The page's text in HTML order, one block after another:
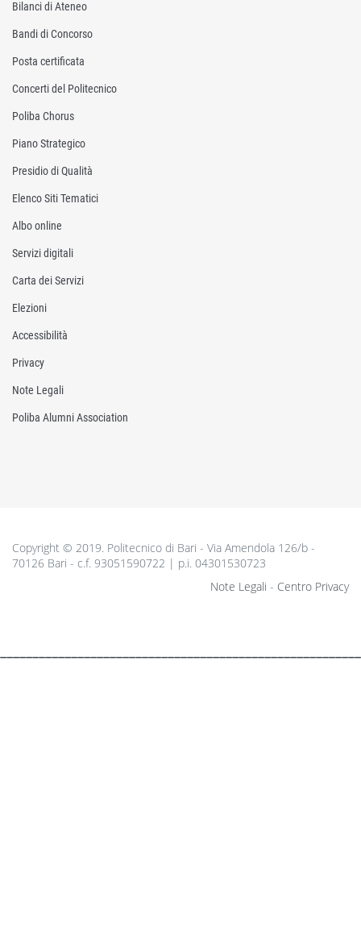
Bilanci di Ateneo
Bandi di Concorso
Posta certificata
Concerti del Politecnico
Poliba Chorus
Piano Strategico
Presidio di Qualità
Elenco Siti Tematici
Albo online
Servizi digitali
Carta dei Servizi
Elezioni
Accessibilità
Privacy
Note Legali
Poliba Alumni Association
Copyright © 2019. Politecnico di Bari - Via Amendola 126/b -
70126 Bari - c.f. 93051590722 | p.i. 04301530723
Note Legali - Centro Privacy